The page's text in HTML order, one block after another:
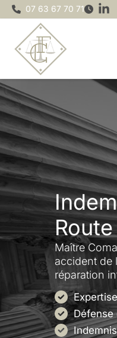
Aller
au
contenu
07 63 67 70 71
Maître
accident de
réparation
Défense